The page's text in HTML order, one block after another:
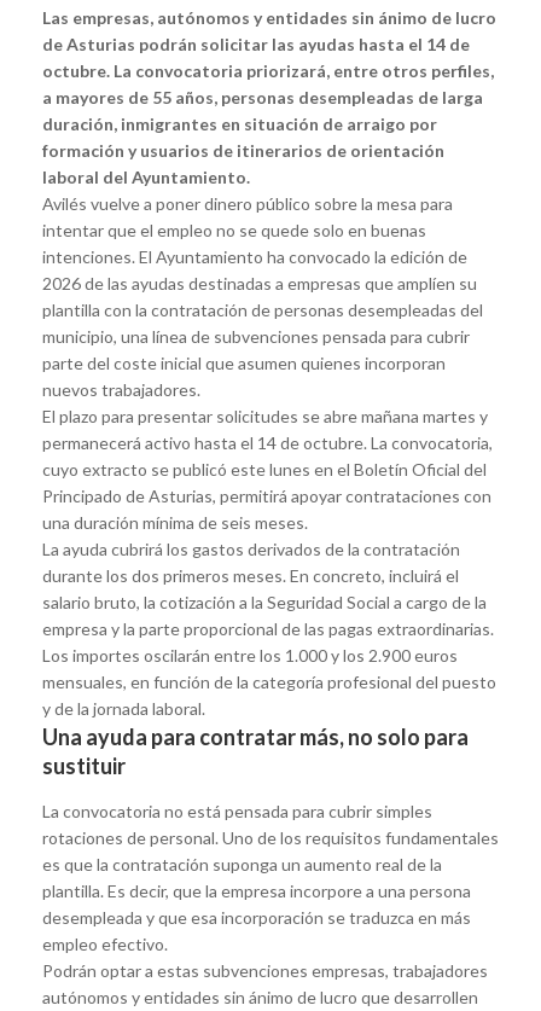
Las empresas, autónomos y entidades sin ánimo de lucro
de Asturias podrán solicitar las ayudas hasta el 14 de
octubre. La convocatoria priorizará, entre otros perfiles,
a mayores de 55 años, personas desempleadas de larga
duración, inmigrantes en situación de arraigo por
formación y usuarios de itinerarios de orientación
laboral del Ayuntamiento.
Avilés vuelve a poner dinero público sobre la mesa para
intentar que el empleo no se quede solo en buenas
intenciones. El Ayuntamiento ha convocado la edición de
2026 de las ayudas destinadas a empresas que amplíen su
plantilla con la contratación de personas desempleadas del
municipio, una línea de subvenciones pensada para cubrir
parte del coste inicial que asumen quienes incorporan
nuevos trabajadores.
El plazo para presentar solicitudes se abre mañana martes y
permanecerá activo hasta el 14 de octubre. La convocatoria,
cuyo extracto se publicó este lunes en el Boletín Oficial del
Principado de Asturias, permitirá apoyar contrataciones con
una duración mínima de seis meses.
La ayuda cubrirá los gastos derivados de la contratación
durante los dos primeros meses. En concreto, incluirá el
salario bruto, la cotización a la Seguridad Social a cargo de la
empresa y la parte proporcional de las pagas extraordinarias.
Los importes oscilarán entre los 1.000 y los 2.900 euros
mensuales, en función de la categoría profesional del puesto
y de la jornada laboral.
Una ayuda para contratar más, no solo para
sustituir
La convocatoria no está pensada para cubrir simples
rotaciones de personal. Uno de los requisitos fundamentales
es que la contratación suponga un aumento real de la
plantilla. Es decir, que la empresa incorpore a una persona
desempleada y que esa incorporación se traduzca en más
empleo efectivo.
Podrán optar a estas subvenciones empresas, trabajadores
autónomos y entidades sin ánimo de lucro que desarrollen